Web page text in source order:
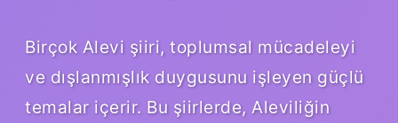
Birçok Alevi şiiri, toplumsal mücadeleyi
ve dışlanmışlık duygusunu işleyen güçlü
temalar içerir. Bu şiirlerde, Aleviliğin